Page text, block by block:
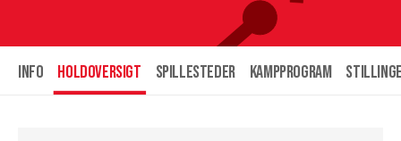
INFO HOLDOVERSIGT SPILLESTEDER KAMPPROGRAM